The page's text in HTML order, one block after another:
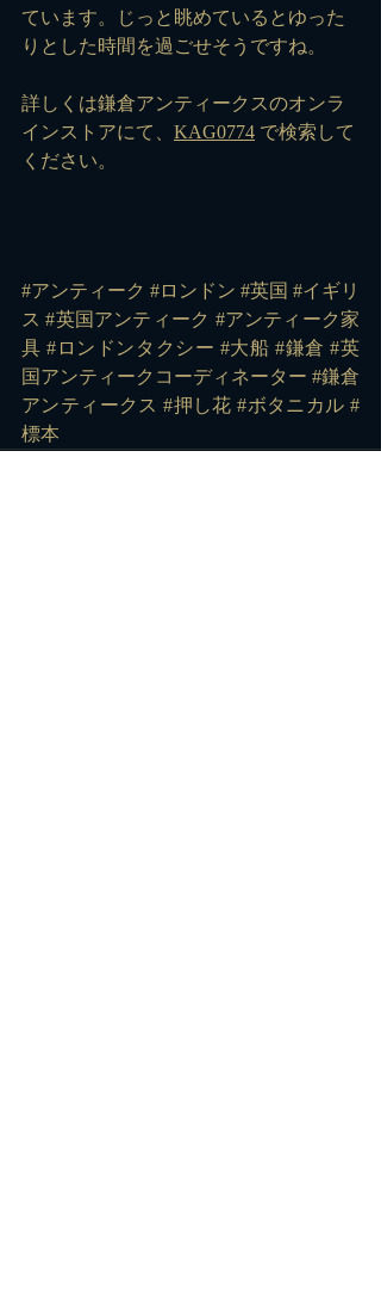
ています。じっと眺めているとゆった
りとした時間を過ごせそうですね。
詳しくは鎌倉アンティークスのオンラ
インストアにて、 KAG0774 で検索して
ください。
#アンティーク #ロンドン #英国 #イギリ
ス #英国アンティーク #アンティーク家
具 #ロンドンタクシー #大船 #鎌倉 #英
国アンティークコーディネーター #鎌倉
アンティークス #押し花 #ボタニカル #
標本